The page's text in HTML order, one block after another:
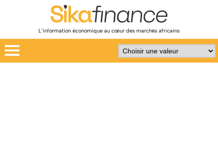
L’information économique au cœur des marchés africains